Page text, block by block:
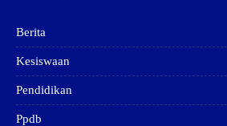
Berita
Kesiswaan
Pendidikan
Ppdb